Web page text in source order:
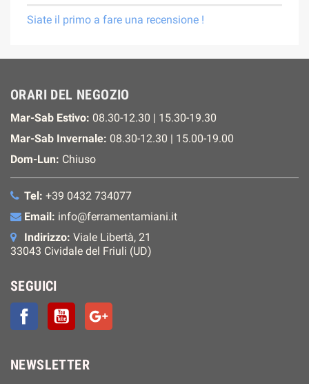
Siate il primo a fare una recensione !
ORARI DEL NEGOZIO
Mar-Sab Estivo: 08.30-12.30 | 15.30-19.30
Mar-Sab Invernale: 08.30-12.30 | 15.00-19.00
Dom-Lun: Chiuso
Tel: +39 0432 734077
Email: info@ferramentamiani.it
Indirizzo: Viale Libertà, 21
33043 Cividale del Friuli (UD)
SEGUICI
FacebookYouTube
NEWSLETTER